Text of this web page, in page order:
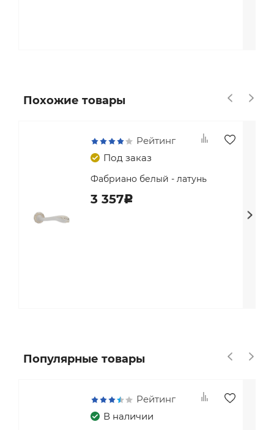
Похожие товары
Рейтинг
Под заказ
Фабриано белый - латунь
3 357c
Популярные товары
Рейтинг
В наличии